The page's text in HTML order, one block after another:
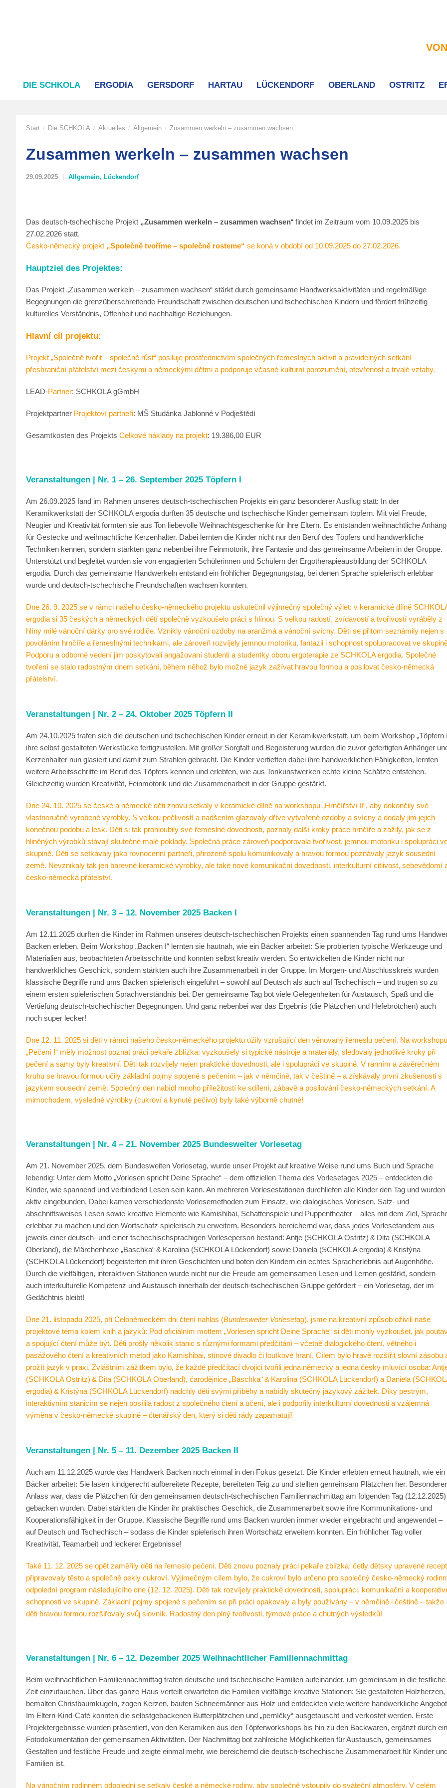
DIE SCHKOLA ERGODIA GERSDORF HARTAU LÜCKENDORF OBERLAND OSTRITZ
Start / Die SCHKOLA / Aktuelles / Allgemein / Zusammen werkeln – zusammen wachsen
Zusammen werkeln – zusammen wachsen
29.09.2025 Allgemein, Lückendorf
Das deutsch-tschechische Projekt „Zusammen werkeln – zusammen wachsen“ findet im Zeitraum vom 10.09.2025 bis
27.02.2026 statt.
Česko-německý projekt „Společně tvoříme – společně rosteme“ se koná v období od 10.09.2025 do 27.02.2026.
Hauptziel des Projektes:
Das Projekt „Zusammen werkeln – zusammen wachsen“ stärkt durch gemeinsame Handwerksaktivitäten und regelmäßige
Begegnungen die grenzüberschreitende Freundschaft zwischen deutschen und tschechischen Kindern und fördert frühzeitig
kulturelles Verständnis, Offenheit und nachhaltige Beziehungen.
Hlavní cíl projektu:
Projekt „Společně tvořit – společně růst“ posiluje prostřednictvím společných řemeslných aktivit a pravidelných setkání
přeshraniční přátelství mezi českými a německými dětmi a podporuje včasné kulturní porozumění, otevřenost a trvalé vztahy.
LEAD-Partner: SCHKOLA gGmbH
Projektpartner Projektoví partneři: MŠ Studánka Jablonné v Podještědí
Gesamtkosten des Projekts Celkové náklady na projekt: 19.386,00 EUR
Veranstaltungen | Nr. 1 – 26. September 2025 Töpfern I
Am 26.09.2025 fand im Rahmen unseres deutsch-tschechischen Projekts ein ganz besonderer Ausflug statt: In der
Keramikwerkstatt der SCHKOLA ergodia durften 35 deutsche und tschechische Kinder gemeinsam töpfern. Mit viel Freude,
Neugier und Kreativität formten sie aus Ton liebevolle Weihnachtsgeschenke für ihre Eltern. Es entstanden weihnachtliche
für Gestecke und weihnachtliche Kerzenhalter. Dabei lernten die Kinder nicht nur den Beruf des Töpfers und handwerkliche
Techniken kennen, sondern stärkten ganz nebenbei ihre Feinmotorik, ihre Fantasie und das gemeinsame Arbeiten in der Gruppe.
Unterstützt und begleitet wurden sie von engagierten Schülerinnen und Schülern der Ergotherapieausbildung der SCHKOLA
ergodia. Durch das gemeinsame Handwerkeln entstand ein fröhlicher Begegnungstag, bei denen Sprache spielerisch erlebbar
wurde und deutsch-tschechische Freundschaften wachsen konnten.
Dne 26. 9. 2025 se v rámci našeho česko-německého projektu uskutečnil výjimečný společný výlet: v keramické dílně
ergodia si 35 českých a německých dětí společně vyzkoušelo práci s hlínou. S velkou radostí, zvídavostí a tvořivostí vyráběly z
hlíny milé vánoční dárky pro své rodiče. Vznikly vánoční ozdoby na aranžmá a vánoční svícny. Děti se přitom seznámily nejen s
povoláním hrnčíře a řemeslnými technikami, ale zároveň rozvíjely jemnou motoriku, fantazii i schopnost spolupracovat ve
Podporu a odborné vedení jim poskytovali angažovaní studenti a studentky oboru ergoterapie ze SCHKOLA ergodia. Společné
tvoření se stalo radostným dnem setkání, během něhož bylo možné jazyk zažívat hravou formou a posilovat česko-německá
přátelství.
Veranstaltungen | Nr. 2 – 24. Oktober 2025 Töpfern II
Am 24.10.2025 trafen sich die deutschen und tschechischen Kinder erneut in der Keramikwerkstatt, um beim Workshop „Töpfern
ihre selbst gestalteten Werkstücke fertigzustellen. Mit großer Sorgfalt und Begeisterung wurden die zuvor gefertigten Anhänger
Kerzenhalter nun glasiert und damit zum Strahlen gebracht. Die Kinder vertieften dabei ihre handwerklichen Fähigkeiten, lernten
weitere Arbeitsschritte im Beruf des Töpfers kennen und erlebten, wie aus Tonkunstwerken echte kleine Schätze entstehen.
Gleichzeitig wurden Kreativität, Feinmotorik und die Zusammenarbeit in der Gruppe gestärkt.
Dne 24. 10. 2025 se české a německé děti znovu setkaly v keramické dílně na workshopu „Hrnčířství II“, aby dokončily své
vlastnoručně vyrobené výrobky. S velkou pečlivostí a nadšením glazovaly dříve vytvořené ozdoby a svícny a dodaly jim jejich
konečnou podobu a lesk. Děti si tak prohloubily své řemeslné dovednosti, poznaly další kroky práce hrnčíře a zažily, jak se z
hliněných výrobků stávají skutečné malé poklady. Společná práce zároveň podporovala tvořivost, jemnou motoriku i spolupráci
skupině. Děti se setkávaly jako rovnocenní partneři, přirozeně spolu komunikovaly a hravou formou poznávaly jazyk sousední
země. Nevznikaly tak jen barevné keramické výrobky, ale také nové komunikační dovednosti, interkulturní citlivost, sebevědomí
česko-německá přátelství.
Veranstaltungen | Nr. 3 – 12. November 2025 Backen I
Am 12.11.2025 durften die Kinder im Rahmen unseres deutsch-tschechischen Projekts einen spannenden Tag rund ums
Backen erleben. Beim Workshop „Backen I“ lernten sie hautnah, wie ein Bäcker arbeitet: Sie probierten typische Werkzeuge und
Materialien aus, beobachteten Arbeitsschritte und konnten selbst kreativ werden. So entwickelten die Kinder nicht nur
handwerkliches Geschick, sondern stärkten auch ihre Zusammenarbeit in der Gruppe. Im Morgen- und Abschlusskreis wurden
klassische Begriffe rund ums Backen spielerisch eingeführt – sowohl auf Deutsch als auch auf Tschechisch – und trugen so zu
einem ersten spielerischen Sprachverständnis bei. Der gemeinsame Tag bot viele Gelegenheiten für Austausch, Spaß und die
Vertiefung deutsch-tschechischer Begegnungen. Und ganz nebenbei war das Ergebnis (die Plätzchen und Hefebrötchen) auch
noch super lecker!
Dne 12. 11. 2025 si děti v rámci našeho česko-německého projektu užily vzrušující den věnovaný řemeslu pečení. Na workshopu
„Pečení I“ měly možnost poznat práci pekaře zblízka: vyzkoušely si typické nástroje a materiály, sledovaly jednotlivé kroky při
pečení a samy byly kreativní. Děti tak rozvíjely nejen praktické dovednosti, ale i spolupráci ve skupině. V ranním a závěrečném
kruhu se hravou formou učily základní pojmy spojené s pečením – jak v němčině, tak v češtině – a získávaly první zkušenosti s
jazykem sousední země. Společný den nabídl mnoho příležitostí ke sdílení, zábavě a posilování česko-německých setkání. A
mimochodem, výsledné výrobky (cukroví a kynuté pečivo) byly také výborně chutné!
Veranstaltungen | Nr. 4 – 21. November 2025 Bundesweiter Vorlesetag
Am 21. November 2025, dem Bundesweiten Vorlesetag, wurde unser Projekt auf kreative Weise rund ums Buch und Sprache
lebendig: Unter dem Motto „Vorlesen spricht Deine Sprache“ – dem offiziellen Thema des Vorlesetages 2025 – entdeckten die
Kinder, wie spannend und verbindend Lesen sein kann. An mehreren Vorlesestationen durchliefen alle Kinder den Tag und wurden
aktiv eingebunden. Dabei kamen verschiedenste Vorlesemethoden zum Einsatz, wie dialogisches Vorlesen, Satz‑ und
abschnittsweises Lesen sowie kreative Elemente wie Kamishibai, Schattenspiele und Puppentheater – alles mit dem Ziel,
erlebbar zu machen und den Wortschatz spielerisch zu erweitern. Besonders bereichernd war, dass jedes Vorlesetandem aus
jeweils einer deutsch‑ und einer tschechischsprachigen Vorleseperson bestand: Antje (SCHKOLA Ostritz) & Dita (SCHKOLA
Oberland), die Märchenhexe „Baschka“ & Karolina (SCHKOLA Lückendorf) sowie Daniela (SCHKOLA ergodia) & Kristýna
(SCHKOLA Lückendorf) begeisterten mit ihren Geschichten und boten den Kindern ein echtes Spracherlebnis auf Augenhöhe.
Durch die vielfältigen, interaktiven Stationen wurde nicht nur die Freude am gemeinsamen Lesen und Lernen gestärkt, sondern
auch interkulturelle Kompetenz und Austausch innerhalb der deutsch‑tschechischen Gruppe gefördert – ein Vorlesetag, der im
Gedächtnis bleibt!
Dne 21. listopadu 2025, při Celoněmeckém dni čtení nahlas (Bundesweiter Vorlesetag), jsme na kreativní způsob oživili naše
projektové téma kolem knih a jazyků: Pod oficiálním mottem „Vorlesen spricht Deine Sprache“ si děti mohly vyzkoušet, jak
a spojující čtení může být. Děti prošly několik stanic s různými formami předčítání – včetně dialogického čtení, větného i
pasážového čtení a kreativních metod jako Kamishibai, stínové divadlo či loutkové hraní. Cílem bylo hravě rozšířit slovní zásobu
prožít jazyk v praxi. Zvláštním zážitkem bylo, že každé předčítací dvojici tvořili jedna německy a jedna česky mluvící osoba:
(SCHKOLA Ostritz) & Dita (SCHKOLA Oberland), čarodějnice „Baschka“ & Karolina (SCHKOLA Lückendorf) a Daniela
ergodia) & Kristýna (SCHKOLA Lückendorf) nadchly děti svými příběhy a nabídly skutečný jazykový zážitek. Díky pestrým,
interaktivním stanicím se nejen posílila radost z společného čtení a učení, ale i podpořily interkulturní dovednosti a vzájemná
výměna v česko‑německé skupině – čtenářský den, který si děti rády zapamatují!
Veranstaltungen | Nr. 5 – 11. Dezember 2025 Backen II
Auch am 11.12.2025 wurde das Handwerk Backen noch einmal in den Fokus gesetzt. Die Kinder erlebten erneut hautnah, wie ein
Bäcker arbeitet: Sie lasen kindgerecht aufbereitete Rezepte, bereiteten Teig zu und stellten gemeinsam Plätzchen her. Besonderer
Anlass war, dass die Plätzchen für den gemeinsamen deutsch-tschechischen Familiennachmittag am folgenden Tag (12.12.2025)
gebacken wurden. Dabei stärkten die Kinder ihr praktisches Geschick, die Zusammenarbeit sowie ihre Kommunikations- und
Kooperationsfähigkeit in der Gruppe. Klassische Begriffe rund ums Backen wurden immer wieder eingebracht und angewendet –
auf Deutsch und Tschechisch – sodass die Kinder spielerisch ihren Wortschatz erweitern konnten. Ein fröhlicher Tag voller
Kreativität, Teamarbeit und leckerer Ergebnisse!
Také 11. 12. 2025 se opět zaměřily děti na řemeslo pečení. Děti znovu poznaly práci pekaře zblízka: četly dětsky upravené
připravovaly těsto a společně pekly cukroví. Výjimečným cílem bylo, že cukroví bylo určeno pro společný česko-německý
odpolední program následujícího dne (12. 12. 2025). Děti tak rozvíjely praktické dovednosti, spolupráci, komunikační a
schopnosti ve skupině. Základní pojmy spojené s pečením se při práci opakovaly a byly používány – v němčině i češtině – takže
děti hravou formou rozšiřovaly svůj slovník. Radostný den plný tvořivosti, týmové práce a chutných výsledků!
Veranstaltungen | Nr. 6 – 12. Dezember 2025 Weihnachtlicher Familiennachmittag
Beim weihnachtlichen Familiennachmittag trafen deutsche und tschechische Familien aufeinander, um gemeinsam in die festliche
Zeit einzutauchen. Über das ganze Haus verteilt erwarteten die Familien vielfältige kreative Stationen: Sie gestalteten Holzherzen,
bemalten Christbaumkugeln, zogen Kerzen, bauten Schneemänner aus Holz und entdeckten viele weitere handwerkliche
Im Eltern-Kind-Café konnten die selbstgebackenen Butterplätzchen und „perníčky“ ausgetauscht und verkostet werden. Erste
Projektergebnisse wurden präsentiert, von den Keramiken aus den Töpferworkshops bis hin zu den Backwaren, ergänzt durch
Fotodokumentation der gemeinsamen Aktivitäten. Der Nachmittag bot zahlreiche Möglichkeiten für Austausch, gemeinsames
Gestalten und festliche Freude und zeigte einmal mehr, wie bereichernd die deutsch-tschechische Zusammenarbeit für Kinder
Familien ist.
Na vánočním rodinném odpoledni se setkaly české a německé rodiny, aby společně vstoupily do sváteční atmosféry. V celém